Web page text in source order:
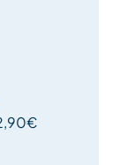
pourrez
de
ainsi que
viendront